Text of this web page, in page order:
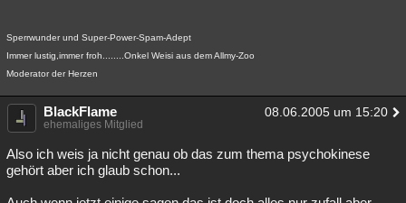
Sperrwunder und Super-Power-Spam-Adept
Immer lustig,immer froh........Onkel Weisi aus dem Allmy-Zoo
Moderator der Herzen
BlackFlame 08.06.2005 um 15:20
ehemaliges Mitglied
Also ich weis ja nicht genau ob das zum thema psychokinese
gehört aber ich glaub schon...